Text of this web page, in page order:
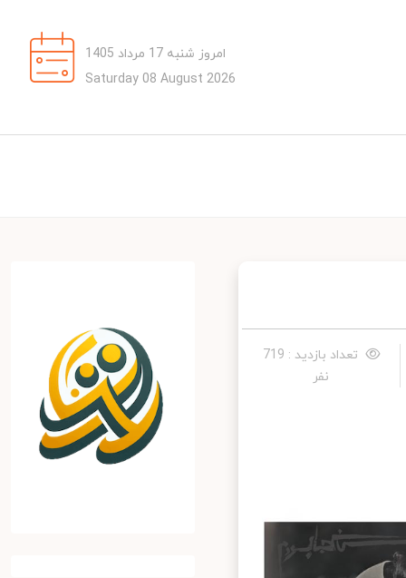
امروز شنبه 17 مرداد 1405
Saturday 08 August 2026
تعداد بازدید : 719
نفر